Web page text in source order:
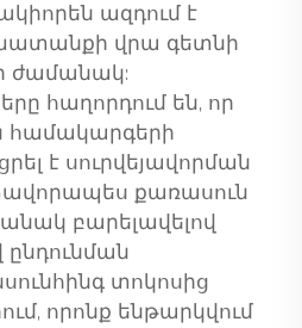
ազդում է
վրա գետնի
ժամանակ:
հաղորդում են, որ
համակարգերի
է սուրվեյավորման
քառասուն
բարելավելով
տոկոսից
որոնք ենթարկվում